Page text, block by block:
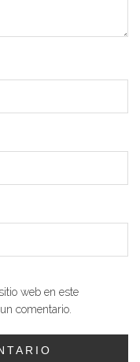
web en este
comentario.